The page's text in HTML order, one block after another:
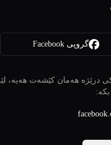
گروپی Facebook
درێژە هەمان کێشەت هەیە،
بکە: